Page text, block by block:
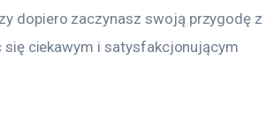
dopiero zaczynasz swoją przygodę z
ciekawym i satysfakcjonującym